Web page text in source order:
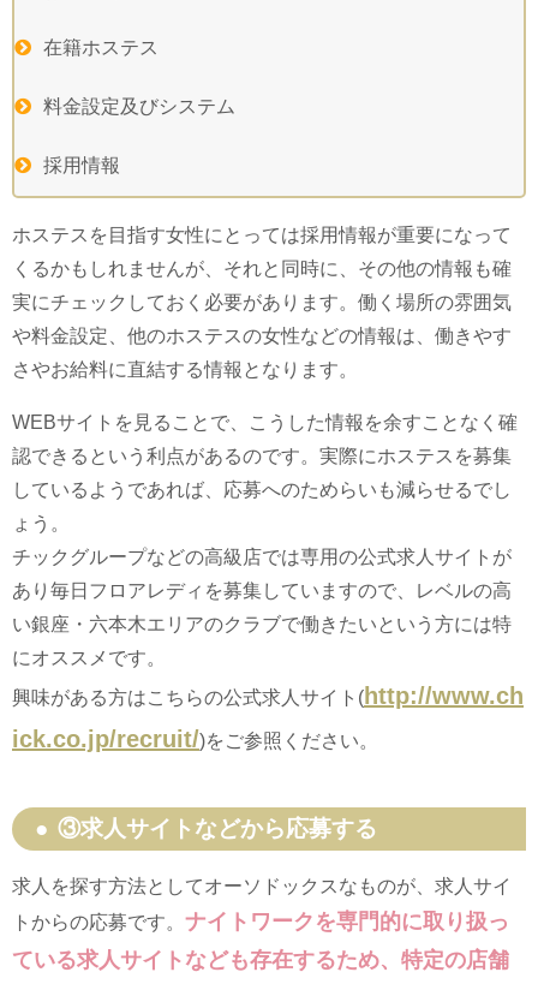
在籍ホステス
料金設定及びシステム
採用情報
ホステスを目指す女性にとっては採用情報が重要になって
くるかもしれませんが、それと同時に、その他の情報も確
実にチェックしておく必要があります。働く場所の雰囲気
や料金設定、他のホステスの女性などの情報は、働きやす
さやお給料に直結する情報となります。
WEBサイトを見ることで、こうした情報を余すことなく確
認できるという利点があるのです。実際にホステスを募集
しているようであれば、応募へのためらいも減らせるでし
ょう。
チックグループなどの高級店では専用の公式求人サイトが
あり毎日フロアレディを募集していますので、レベルの高
い銀座・六本木エリアのクラブで働きたいという方には特
にオススメです。
興味がある方はこちらの公式求人サイト( http://www.ch
ick.co.jp/recruit/)をご参照ください。
③求人サイトなどから応募する
求人を探す方法としてオーソドックスなものが、求人サイ
トからの応募です。 ナイトワークを専門的に取り扱っ
ている求人サイトなども存在するため、特定の店舗